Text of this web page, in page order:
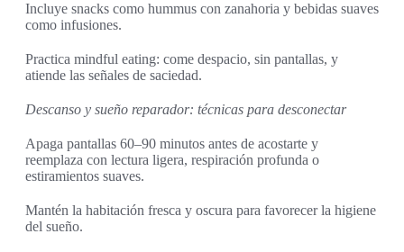
Incluye snacks como hummus con zanahoria y bebidas suaves
como infusiones.
Practica mindful eating: come despacio, sin pantallas, y
atiende las señales de saciedad.
Descanso y sueño reparador: técnicas para desconectar
Apaga pantallas 60–90 minutos antes de acostarte y
reemplaza con lectura ligera, respiración profunda o
estiramientos suaves.
Mantén la habitación fresca y oscura para favorecer la higiene
del sueño.